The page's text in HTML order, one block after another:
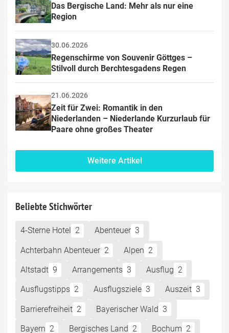
Das Bergische Land: Mehr als nur eine
Region
30.06.2026
Regenschirme von Souvenir Göttges –
Stilvoll durch Berchtesgadens Regen
21.06.2026
Zeit für Zwei: Romantik in den
Niederlanden – Niederlande Kurzurlaub für
Paare ohne großes Theater
Weitere Artikel
Beliebte Stichwörter
4-Sterne Hotel 2 Abenteuer 3
Achterbahn Abenteuer 2 Alpen 2
Altstadt 9 Arrangements 3 Ausflug 2
Ausflugstipps 2 Ausflugsziele 3 Auszeit 3
Barrierefreiheit 2 Bayerischer Wald 3
Bayern 2 Bergisches Land 2 Bochum 2